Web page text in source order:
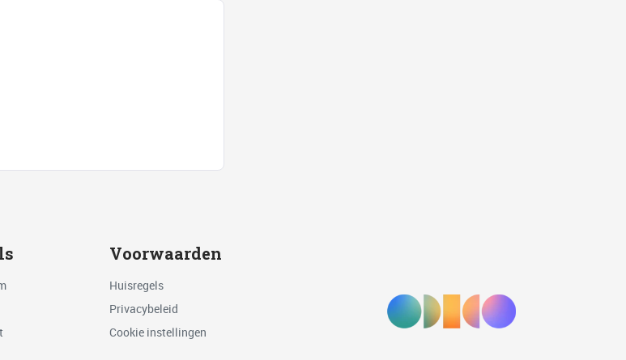
Voorwaarden
Huisregels
Privacybeleid
Cookie instellingen